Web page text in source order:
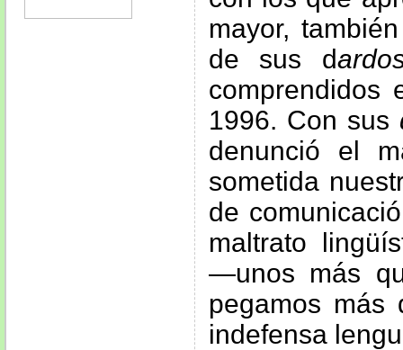
mayor,
de sus d
comprendidos
1996. Con sus
denunció el
sometida
de
maltrato
—unos más
pegamos más
indefensa